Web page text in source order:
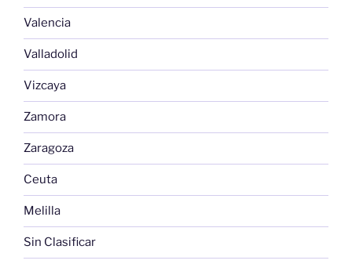
Valencia
Valladolid
Vizcaya
Zamora
Zaragoza
Ceuta
Melilla
Sin Clasificar